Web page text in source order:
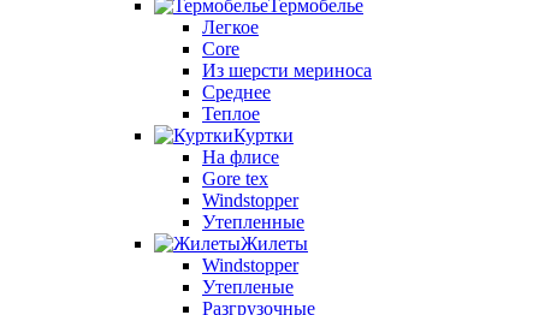
Термобелье
Легкое
Core
Из шерсти мериноса
Среднее
Теплое
Куртки
На флисе
Gore tex
Windstopper
Утепленные
Жилеты
Windstopper
Утепленые
Разгрузочные